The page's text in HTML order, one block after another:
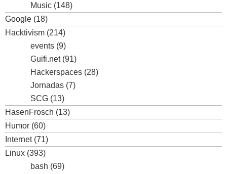
Music (148)
Google (18)
Hacktivism (214)
events (9)
Guifi.net(91)
Hackerspaces (28)
Jornadas (7)
SCG (13)
HasenFrosch (13)
Humor (60)
Internet(71)
Linux (393)
bash (69)